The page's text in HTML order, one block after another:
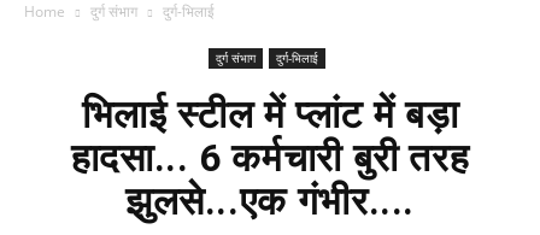
Home दुर्ग संभाग दुर्ग-भिलाई
दुर्ग संभाग दुर्ग-भिलाई
भिलाई स्टील में प्लांट में बड़ा
हादसा... 6 कर्मचारी बुरी तरह
झुलसे...एक गंभीर....